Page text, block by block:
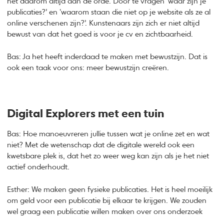
publicaties?’ en ‘waarom staan die niet op je website als ze al
online verschenen zijn?’. Kunstenaars zijn zich er niet altijd
bewust van dat het goed is voor je cv en zichtbaarheid.
Bas: Ja het heeft inderdaad te maken met bewustzijn. Dat is
ook een taak voor ons: meer bewustzijn creëren.
Digital Explorers met een tuin
Bas: Hoe manoeuvreren jullie tussen wat je online zet en wat
niet? Met de wetenschap dat de digitale wereld ook een
kwetsbare plek is, dat het zo weer weg kan zijn als je het niet
actief onderhoudt.
Esther: We maken geen fysieke publicaties. Het is heel moeilijk
om geld voor een publicatie bij elkaar te krijgen. We zouden
wel graag een publicatie willen maken over ons onderzoek